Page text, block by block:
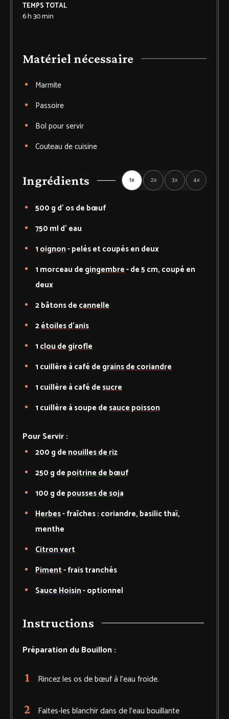
TEMPS TOTAL
6h30min
Matériel nécessaire
Marmite
Passoire
Bol pour servir
Couteau de cuisine
Ingrédients 1x 2x 3x 4x
500 g d' os de bœuf
750 ml d' eau
1oignon-pelés et coupés en deux
1 morceau de gingembre-de 5 cm, coupé en
deux
2bâtons decannelle
2étoiles d’anis
1clou de girofle
1 cuillère à café de grains de coriandre
1 cuillère à café desucre
1 cuillère à soupe desauce poisson
Pour Servir :
200 g denouilles de riz
250 g de poitrine de bœuf
100 g de pousses de soja
Herbes-fraîches : coriandre, basilic thaï,
menthe
Citron vert
Piment-frais tranchés
Sauce Hoisin-optionnel
Instructions
Préparation du Bouillon :
Rincez les os de bœuf à l'eau froide.
Faites-les blanchir dans de l'eau bouillante